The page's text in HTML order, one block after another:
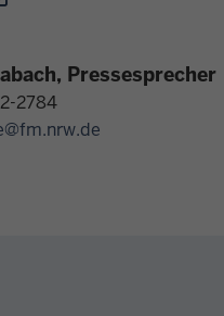
Pressesprecher
2784